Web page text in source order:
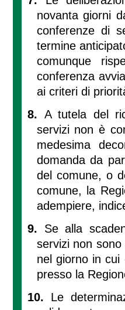
novanta giorni
conferenze di
termine
comunque
conferenza
ai criteri di
8. A tutela del
servizi non è
medesima
domanda da
del comune, o
comune, la
adempiere,
9. Se alla
servizi non
nel giorno in
presso la
10. Le